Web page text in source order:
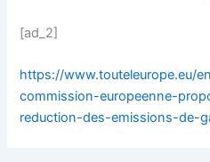
[ad_2]
https://www.touteleurope.eu/
commission-europeenne-
reduction-des-emissions-de-